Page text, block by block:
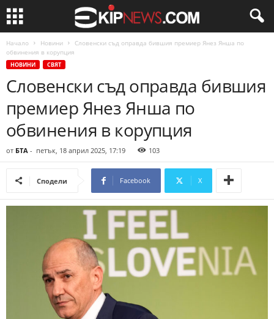
Начало Новини
Словенски съд оправда бившия премиер Янез Янша по
обвинения в корупция
НОВИНИ СВЯТ
Словенски съд оправда бившия
премиер Янез Янша по
обвинения в корупция
от БТА - петък, 18 април 2025, 17:19 103
Сподели Facebook X